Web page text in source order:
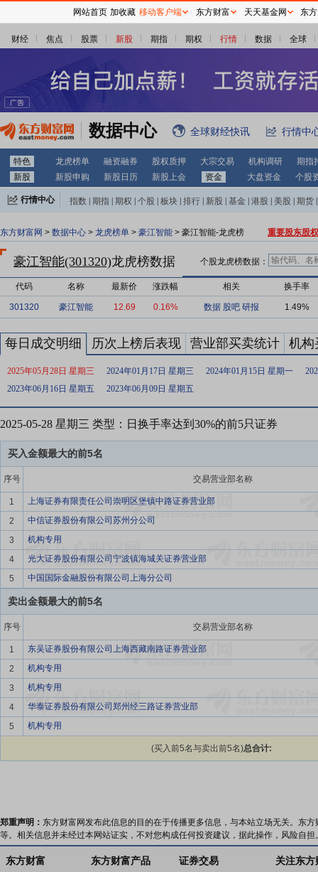
财经 焦点 股票 新股 期指 期权 行情 数据 全球
数据中心 全球财经快讯 行情中
特色 龙虎榜单 融资融券 股权质押 大宗交易 机构调研
期指
新股
新股申购 新股日历 新股上会 资金 大盘资金 个股
行情中心 指数 期指 期权 个股 板块 排行 新股 基金 港股 美股 期货
东方财富网 > 数据中心 > 龙虎榜单 > 豪江智能 > 豪江智能-龙虎榜 重要股东股
豪江智能(301320)龙虎榜数据 个股龙虎榜数据：
代码 名称 最新价 涨跌幅 相关 换手率
301320 豪江智能 12.69 0.16% 数据 股吧 研报 1.49%
每日成交明细 历次上榜后表现 营业部买卖统计 机构
2025年05月28日 星期三 2024年01月17日 星期三 2024年01月15日 星期一
2023年06月16日 星期五
2023年06月09日 星期五
2025-05-28 星期三 类型：日换手率达到30%的前5只证券
买入金额最大的前5名
序号 交易营业部名称
1
上海证券有限责任公司崇明区堡镇中路证券营业部
2
中信证券股份有限公司苏州分公司
3
机构专用
4
光大证券股份有限公司宁波镇海城关证券营业部
5
中国国际金融股份有限公司上海分公司
卖出金额最大的前5名
序号 交易营业部名称
1
东吴证券股份有限公司上海西藏南路证券营业部
2
机构专用
3
机构专用
4
华泰证券股份有限公司郑州经三路证券营业部
5
机构专用
(买入前5名与卖出前5名)总合计:
郑重声明： 东方财富网发布此信息的目的在于传播更多信息，与本站立场无关。东
等。相关信息并未经过本网站证实，不对您构成任何投资建议，据此操作，风险自担
网站首页 加收藏 移动客户端 东方财富 天天基金网 东